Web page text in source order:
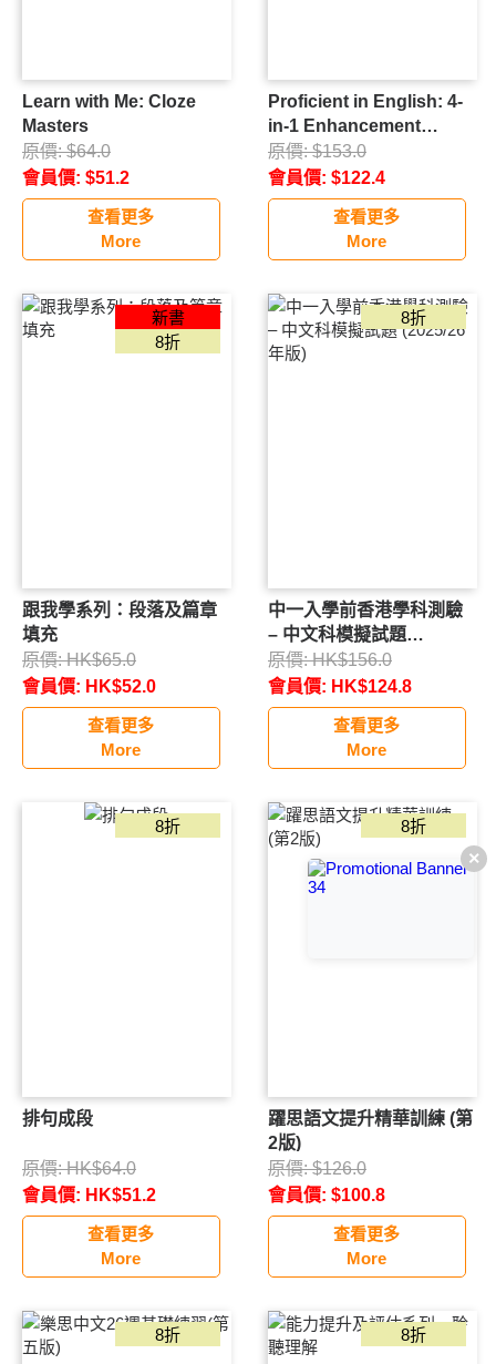
高中補充練習
中文
數學
邏輯教材
MoneyBack 易賞錢獨家優惠
購物送一本指定補充
Learn with Me: Cloze
Masters
原價:$64.0
會員價: $51.2
查看更多
More
Proficient in English: 4-
in-1 Enhancement
Practice
原價:$153.0
會員價: $122.4
查看更多
More
新書
8折
跟我學系列：段落及篇章
填充
原價:HK$65.0
會員價: HK$52.0
查看更多
More
8折
中一入學前香港學科測驗
– 中文科模擬試題
(2025/26年版)
原價:HK$156.0
會員價: HK$124.8
查看更多
More
8折
排句成段
原價:HK$64.0
會員價: HK$51.2
查看更多
More
8折
躍思語文提升精華訓練 (第
2版)
原價:$126.0
會員價: $100.8
查看更多
More
8折 8折
×